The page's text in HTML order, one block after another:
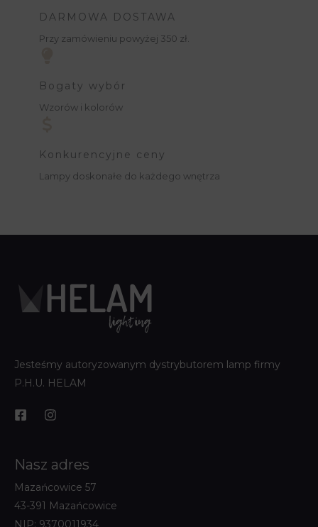
DARMOWA DOSTAWA
Przy zamówieniu powyżej 350 zł.
Bogaty wybór
Wzorów i kolorów
Konkurencyjne ceny
Lampy doskonałe do każdego wnętrza
Jesteśmy autoryzowanym dystrybutorem lamp firmy
P.H.U. HELAM
Nasz adres
Mazańcowice 57
43-391 Mazańcowice
NIP: 9370011934